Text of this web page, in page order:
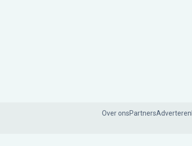
Over onsPartnersAdverteren